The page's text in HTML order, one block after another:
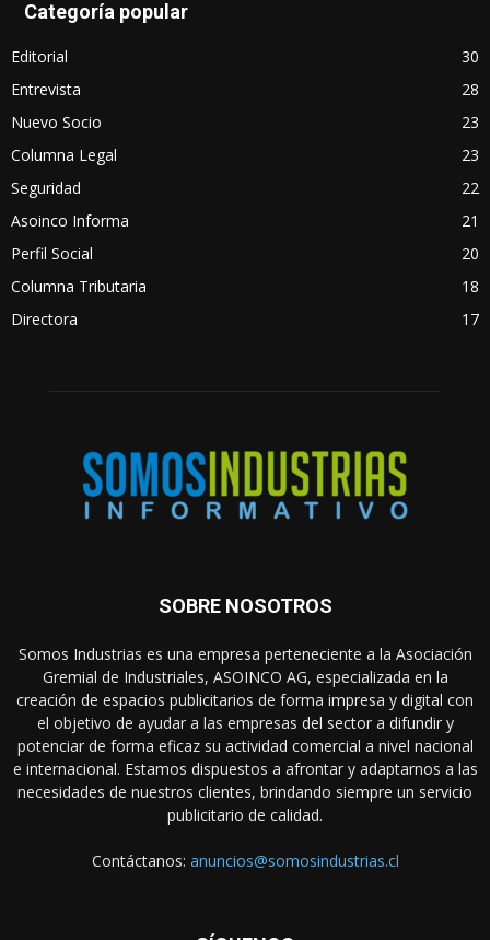
Categoría popular
Editorial
30
Entrevista
28
Nuevo Socio
23
Columna Legal
23
Seguridad
22
Asoinco Informa
21
Perfil Social
20
Columna Tributaria
18
Directora
17
SOBRE NOSOTROS
Somos Industrias es una empresa perteneciente a la Asociación
Gremial de Industriales, ASOINCO AG, especializada en la
creación de espacios publicitarios de forma impresa y digital con
el objetivo de ayudar a las empresas del sector a difundir y
potenciar de forma eficaz su actividad comercial a nivel nacional
e internacional. Estamos dispuestos a afrontar y adaptarnos a las
necesidades de nuestros clientes, brindando siempre un servicio
publicitario de calidad.
Contáctanos: anuncios@somosindustrias.cl